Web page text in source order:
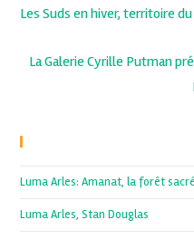
Les Suds en hiver, territoire
La Galerie Cyrille Putman
Luma Arles: Amanat, la forêt
Luma Arles, Stan Douglas